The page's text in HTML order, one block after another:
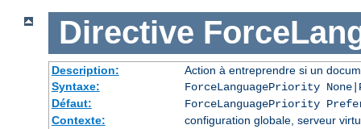
Directive
Description:
Action à entreprendre si un
Syntaxe:
ForceLanguagePriority
Défaut:
ForceLanguagePriority
Contexte:
configuration globale, serveur